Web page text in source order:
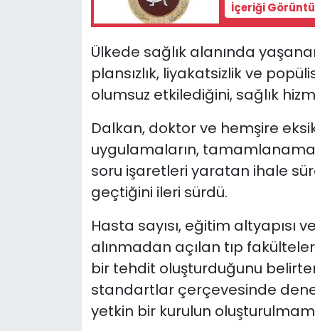
İçeriği
Ülkede sağlık alanında
plansızlık, liyakatsizlik ve
olumsuz etkilediğini, sağlık
Dalkan, doktor ve hemşire
uygulamaların,
soru işaretleri yaratan ihale
geçtiğini ileri sürdü.
Hasta sayısı, eğitim
alınmadan açılan tıp
bir tehdit oluşturduğunu
standartlar çerçevesinde
yetkin bir kurulun